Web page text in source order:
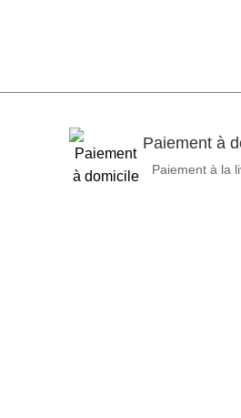
Paiement à
Paiement à la